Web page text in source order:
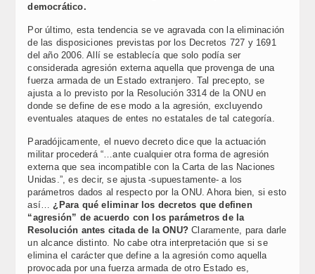
democrático.
Por último, esta tendencia se ve agravada con la eliminación
de las disposiciones previstas por los Decretos 727 y 1691
del año 2006. Allí se establecía que solo podía ser
considerada agresión externa aquella que provenga de una
fuerza armada de un Estado extranjero. Tal precepto, se
ajusta a lo previsto por la Resolución 3314 de la ONU en
donde se define de ese modo a la agresión, excluyendo
eventuales ataques de entes no estatales de tal categoría.
Paradójicamente, el nuevo decreto dice que la actuación
militar procederá “…ante cualquier otra forma de agresión
externa que sea incompatible con la Carta de las Naciones
Unidas.”, es decir, se ajusta -supuestamente- a los
parámetros dados al respecto por la ONU. Ahora bien, si esto
así… ¿Para qué eliminar los decretos que definen
“agresión” de acuerdo con los parámetros de la
Resolución antes citada de la ONU? Claramente, para darle
un alcance distinto. No cabe otra interpretación que si se
elimina el carácter que define a la agresión como aquella
provocada por una fuerza armada de otro Estado es,